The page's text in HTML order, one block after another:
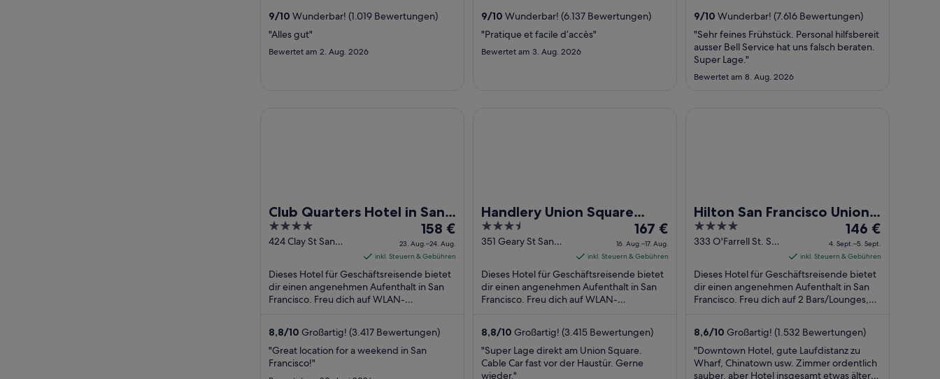
23.
9/10 Wunderbar! (1.019 Bewertungen)
"Alles gut"
Bewertet am 2. Aug. 2026
31.
9/10 Wunderbar! (6.137 Bewertungen)
"Pratique et facile d’accès"
Bewertet am 3. Aug. 2026
31.
Aug.
bis
9/10 Wunderbar! (7.616 Bewertungen)
"Sehr feines Frühstück. Personal hilfsbereit
ausser Bell Service hat uns falsch beraten.
Super Lage."
Bewertet am 8. Aug. 2026
Club Quarters Hotel in San
Francisco
4
out
5
424 Clay St San
Der
Preis
beträgt
158 €
pro
23.
bis
158 €
23. Aug.–24. Aug.
inkl. Steuern & Gebühren
Dieses Hotel für Geschäftsreisende bietet
dir einen angenehmen Aufenthalt in San
Francisco. Freu dich auf WLAN-
8,8/10 Großartig! (3.417 Bewertungen)
"Great location for a weekend in San
Francisco!"
Handlery Union Square
Hotel
3.5
out
5
351 Geary St San
Der
Preis
beträgt
167 €
pro
16.
bis
167 €
16. Aug.–17. Aug.
inkl. Steuern & Gebühren
Dieses Hotel für Geschäftsreisende bietet
dir einen angenehmen Aufenthalt in San
Francisco. Freu dich auf WLAN-
8,8/10 Großartig! (3.415 Bewertungen)
"Super Lage direkt am Union Square.
Cable Car fast vor der Haustür. Gerne
wieder."
Hilton San Francisco Union
Square
4
out
5
333 O'Farrell St. San
Der
Preis
beträgt
146 €
pro
Nacht
4.
bis
zum
146 €
4. Sept.–5. Sept.
inkl. Steuern & Gebühren
Dieses Hotel für Geschäftsreisende bietet
dir einen angenehmen Aufenthalt in San
Francisco. Freu dich auf 2 Bars/Lounges,
8,6/10 Großartig! (1.532 Bewertungen)
"Downtown Hotel, gute Laufdistanz zu
Wharf, Chinatown usw. Zimmer ordentlich
sauber, aber Hotel insgesamt etwas älter